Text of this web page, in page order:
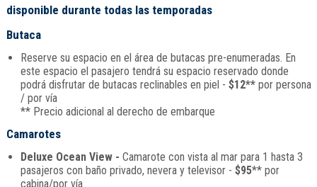
disponible durante todas las temporadas
Butaca
Reserve su espacio en el área de butacas pre-enumeradas. En
este espacio el pasajero tendrá su espacio reservado donde
podrá disfrutar de butacas reclinables en piel - $12**por persona
/ por vía
** Precio adicional al derecho de embarque
Camarotes
Deluxe Ocean View - Camarote con vista al mar para 1 hasta 3
pasajeros con baño privado, nevera y televisor - $95** por
cabina/por vía